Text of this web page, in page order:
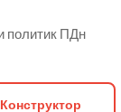
AJAX
политик ПДн
Конструктор